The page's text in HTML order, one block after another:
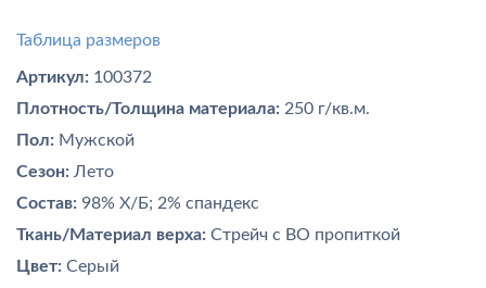
Таблица размеров
Артикул: 100372
Плотность/Толщина материала: 250 г/кв.м.
Пол: Мужской
Сезон: Лето
Состав: 98% Х/Б; 2% спандекс
Ткань/Материал верха: Стрейч с ВО пропиткой
Цвет: Серый